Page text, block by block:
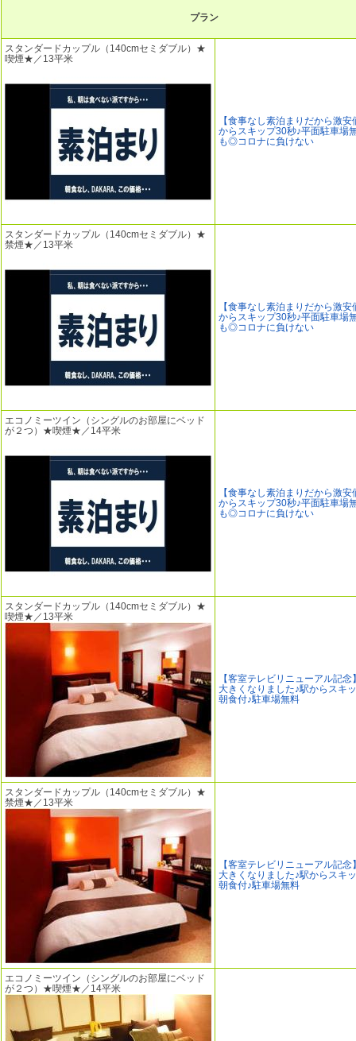
プラン
スタンダードカップル（140cmセミダブル）★
喫煙★／13平米
【食事なし素泊まりだから激安
からスキップ30秒♪平面駐車場
も◎コロナに負けない
スタンダードカップル（140cmセミダブル）★
禁煙★／13平米
【食事なし素泊まりだから激安
からスキップ30秒♪平面駐車場
も◎コロナに負けない
エコノミーツイン（シングルのお部屋にベッド
が２つ）★喫煙★／14平米
【食事なし素泊まりだから激安
からスキップ30秒♪平面駐車場
も◎コロナに負けない
スタンダードカップル（140cmセミダブル）★
喫煙★／13平米
【客室テレビリニューアル記
大きくなりました♪駅からスキ
朝食付♪駐車場無料
スタンダードカップル（140cmセミダブル）★
禁煙★／13平米
【客室テレビリニューアル記
大きくなりました♪駅からスキ
朝食付♪駐車場無料
エコノミーツイン（シングルのお部屋にベッド
が２つ）★喫煙★／14平米